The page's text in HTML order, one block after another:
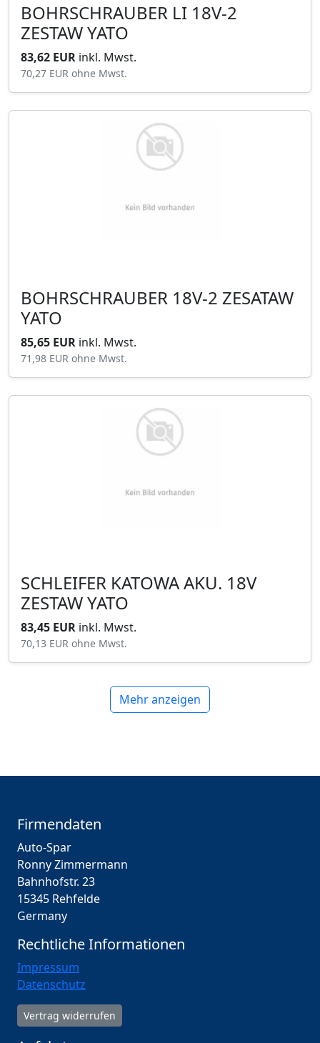
BOHRSCHRAUBER LI 18V-2
ZESTAW YATO
83,62 EUR inkl. Mwst.
70,27 EUR ohne Mwst.
BOHRSCHRAUBER 18V-2 ZESATAW
YATO
85,65 EUR inkl. Mwst.
71,98 EUR ohne Mwst.
SCHLEIFER KATOWA AKU. 18V
ZESTAW YATO
83,45 EUR inkl. Mwst.
70,13 EUR ohne Mwst.
Mehr anzeigen
Firmendaten
Auto-Spar
Ronny Zimmermann
Bahnhofstr. 23
15345 Rehfelde
Germany
Rechtliche Informationen
Impressum
Datenschutz
Vertrag widerrufen